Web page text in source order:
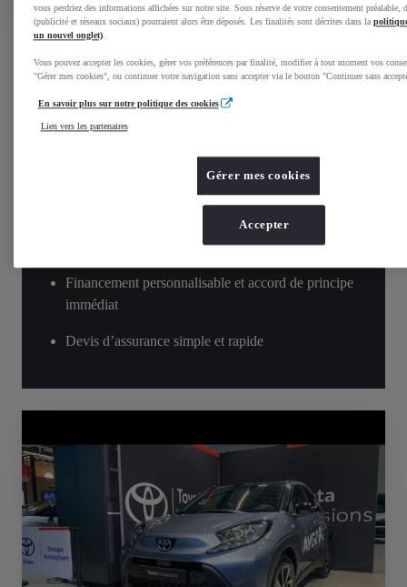
Réservation en ligne
systématiquement restitué
Livraison en concession ou près de chez vous
Financement personnalisable et accord de principe
immédiat
Devis d’assurance simple et rapide
vous perdriez des informations affichées sur notre site. Sous réserve de votre consentement préalable,
(publicité et réseaux sociaux) pourraient alors être déposés. Les finalités sont décrites dans la
un nouvel onglet).
Vous pouvez accepter les cookies, gérer vos préférences par finalité, modifier à tout moment vos
"Gérer mes cookies", ou continuer votre navigation sans accepter via le bouton "Continuer sans
En savoir plus sur notre politique des cookies
Lien vers les partenaires
Gérer mes cookies
Accepter